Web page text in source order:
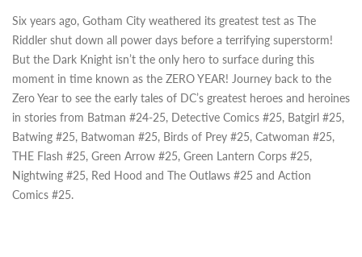
Six years ago, Gotham City weathered its greatest test as The
Riddler shut down all power days before a terrifying superstorm!
But the Dark Knight isn’t the only hero to surface during this
moment in time known as the ZERO YEAR! Journey back to the
Zero Year to see the early tales of DC’s greatest heroes and heroines
in stories from Batman #24-25, Detective Comics #25, Batgirl #25,
Batwing #25, Batwoman #25, Birds of Prey #25, Catwoman #25,
THE Flash #25, Green Arrow #25, Green Lantern Corps #25,
Nightwing #25, Red Hood and The Outlaws #25 and Action
Comics #25.